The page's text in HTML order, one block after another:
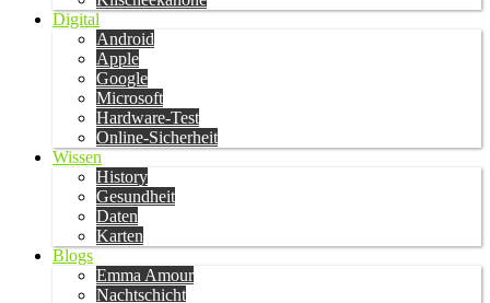
Digital
Android
Apple
Google
Microsoft
Hardware-Test
Online-Sicherheit
Wissen
History
Gesundheit
Daten
Karten
Blogs
Emma Amour
Nachtschicht